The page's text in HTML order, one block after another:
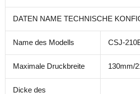
DATEN NAME TECHNISCHE
Name des Modells CSJ-
Maximale Druckbreite 130mm/
Dicke des